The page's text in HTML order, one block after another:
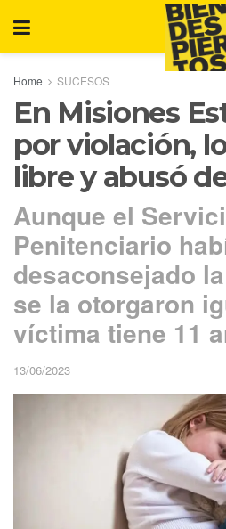
Home SUCESOS
En Misiones
por violación,
libre y abusó
Aunque el
Penitenciario
desaconsejado
se la otorgaron
víctima tiene 11
13/06/2023